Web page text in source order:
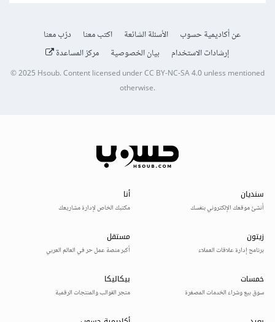
عن أكاديمية حسوب الأسئلة الشائعة اكتب معنا
درّب معنا
إرشادات الاستخدام
بيان الخصوصية مركز المساعدة
© 2025Hsoub.Content licensed underCC BY-NC-SA 4.0unless mentioned
otherwise.